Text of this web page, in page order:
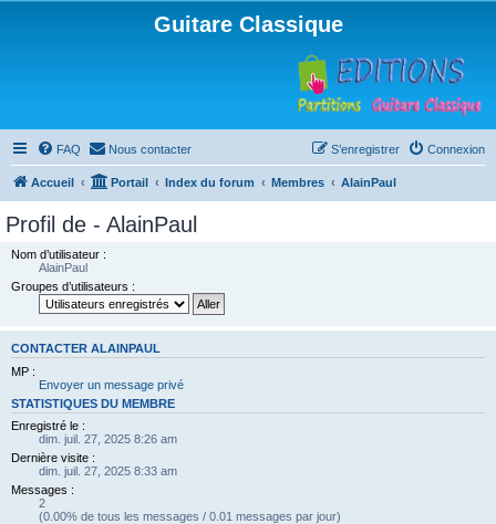
Guitare Classique
FAQ Nous contacter Connexion
S’enregistrer
Accueil Portail Index du forum Membres AlainPaul
Profil de - AlainPaul
Nom d’utilisateur :
AlainPaul
Groupes d’utilisateurs :
CONTACTER ALAINPAUL
MP :
Envoyer un message privé
STATISTIQUES DU MEMBRE
Enregistré le :
dim. juil. 27, 2025 8:26 am
Dernière visite :
dim. juil. 27, 2025 8:33 am
Messages :
2
(0.00% de tous les messages / 0.01 messages par jour)